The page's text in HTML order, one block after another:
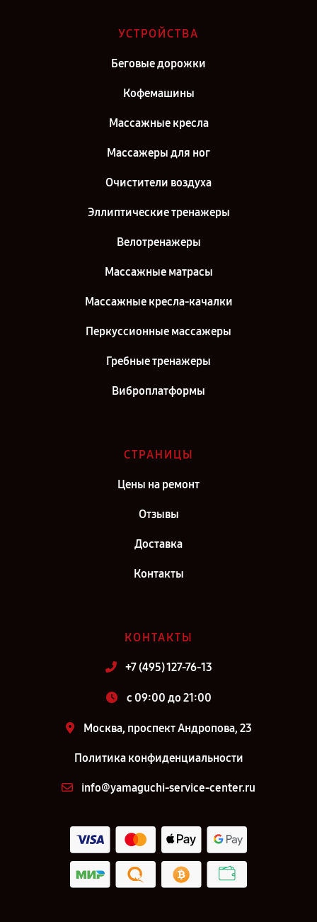
Ремонт очистителя воздуха Yamaguchi в г. Самара
Ремонт очистителя воздуха Yamaguchi в г. Санкт-Петербург
УСТРОЙСТВА
Беговые дорожки
Кофемашины
Массажные кресла
Массажеры для ног
Очистители воздуха
Эллиптические тренажеры
Велотренажеры
Массажные матрасы
Массажные кресла-качалки
Перкуссионные массажеры
Гребные тренажеры
Виброплатформы
СТРАНИЦЫ
Цены на ремонт
Отзывы
Доставка
Контакты
КОНТАКТЫ
+7 (495) 127-76-13
c 09:00 до 21:00
Москва, проспект Андропова, 23
Политика конфиденциальности
info@yamaguchi-service-center.ru